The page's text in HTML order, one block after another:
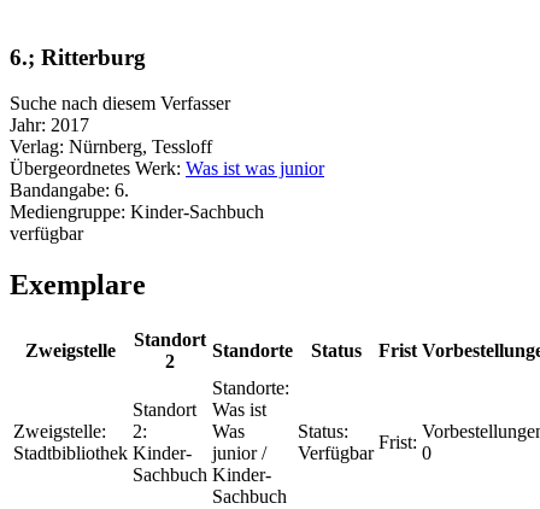
6.; Ritterburg
Suche nach diesem Verfasser
Jahr: 2017
Verlag: Nürnberg, Tessloff
Übergeordnetes Werk: Was ist was junior
Bandangabe: 6.
Mediengruppe: Kinder-Sachbuch
verfügbar
Exemplare
Zweigstelle
Standort
2
Standorte Status Frist
Zweigstelle:
Stadtbibliothek
Standort
2:
Kinder-
Sachbuch
Standorte:
Was ist
Was
junior /
Kinder-
Sachbuch
Status:
Verfügbar
Frist:
0